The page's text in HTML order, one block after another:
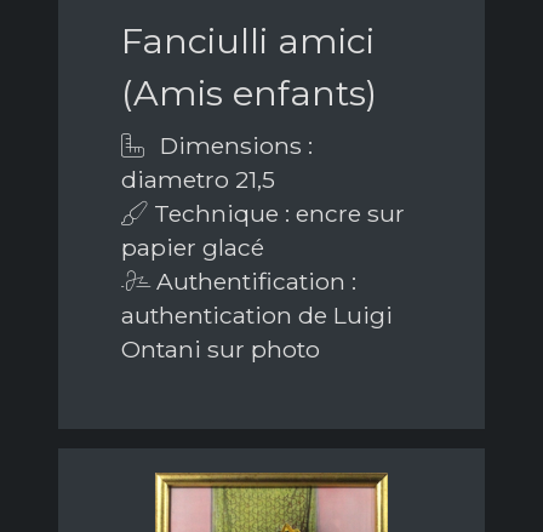
Fanciulli amici
(Amis enfants)
Dimensions :
diametro 21,5
Technique : encre sur
papier glacé
Authentification :
authentication de Luigi
Ontani sur photo